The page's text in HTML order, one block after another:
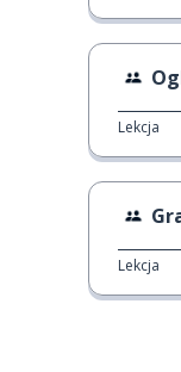
Lekcja
Lekcja